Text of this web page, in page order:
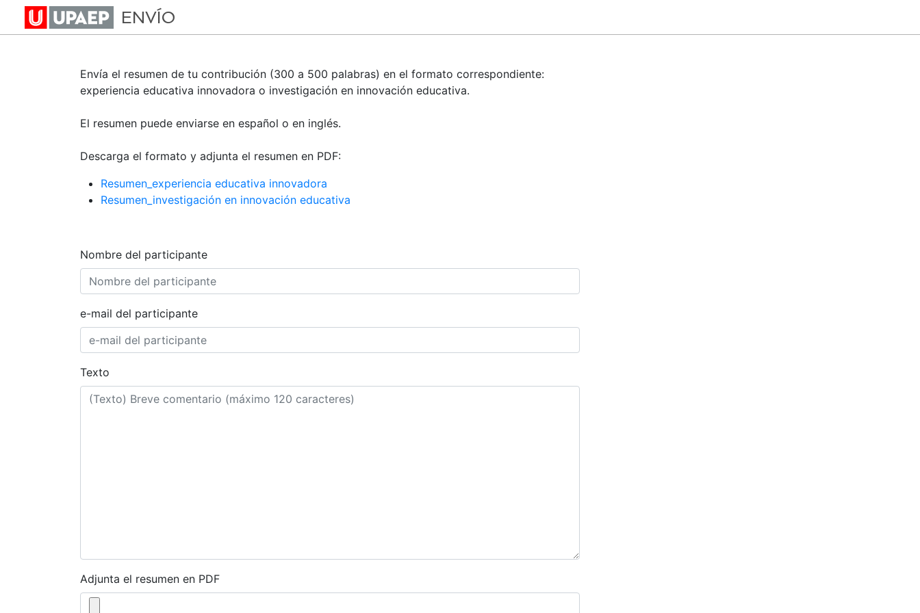
ENVÍO
Envío de resumen
Envía el resumen de tu contribución (300 a 500 palabras) en el formato correspondiente:
experiencia educativa innovadora o investigación en innovación educativa.
El resumen puede enviarse en español o en inglés.
Descarga el formato y adjunta el resumen en PDF:
Resumen_experiencia educativa innovadora
Resumen_investigación en innovación educativa
Nombre del participante
e-mail del participante
Texto
Adjunta el resumen en PDF